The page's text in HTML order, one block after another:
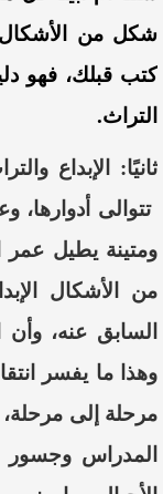
شكل من الأشكال
كتب قبلك، فهو
التراث.
ثانيًا: الإبداع
تتوالى أدوارها،
ومتينة يطيل عمر
من الأشكال
السابق عنه، وأن
وهذا ما يفسر
مرحلة إلى
المدراس وجسور